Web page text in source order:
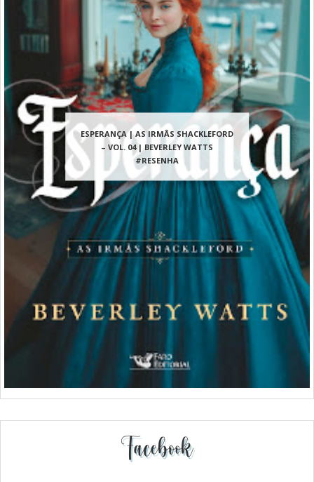
ESPERANÇA | AS IRMÃS SHACKLEFORD
– VOL. 04 | BEVERLEY WATTS
#RESENHA
Facebook